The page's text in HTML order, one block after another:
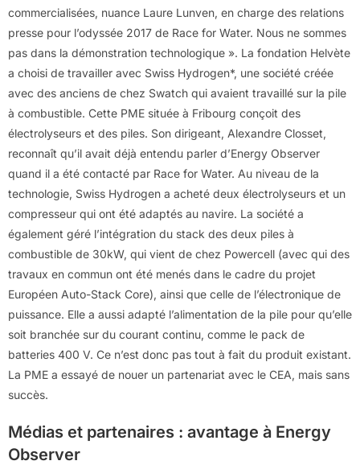
commercialisées, nuance Laure Lunven, en charge des relations
presse pour l’odyssée 2017 de Race for Water. Nous ne sommes
pas dans la démonstration technologique ». La fondation Helvète
a choisi de travailler avec Swiss Hydrogen*, une société créée
avec des anciens de chez Swatch qui avaient travaillé sur la pile
à combustible. Cette PME située à Fribourg conçoit des
électrolyseurs et des piles. Son dirigeant, Alexandre Closset,
reconnaît qu’il avait déjà entendu parler d’Energy Observer
quand il a été contacté par Race for Water. Au niveau de la
technologie, Swiss Hydrogen a acheté deux électrolyseurs et un
compresseur qui ont été adaptés au navire. La société a
également géré l’intégration du stack des deux piles à
combustible de 30kW, qui vient de chez Powercell (avec qui des
travaux en commun ont été menés dans le cadre du projet
Européen Auto-Stack Core), ainsi que celle de l’électronique de
puissance. Elle a aussi adapté l’alimentation de la pile pour qu’elle
soit branchée sur du courant continu, comme le pack de
batteries 400 V. Ce n’est donc pas tout à fait du produit existant.
La PME a essayé de nouer un partenariat avec le CEA, mais sans
succès.
Médias et partenaires : avantage à Energy
Observer